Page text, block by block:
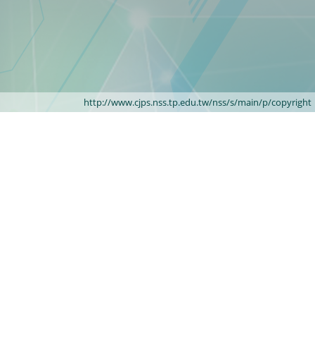
http://www.cjps.nss.tp.edu.tw/nss/s/main/p/copyright